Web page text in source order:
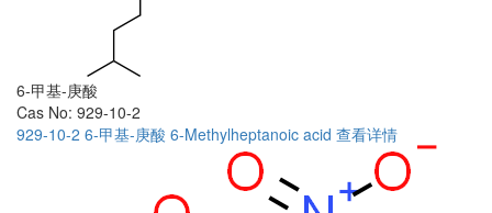
6-甲基-庚酸
Cas No: 929-10-2
929-10-2 6-甲基-庚酸 6-Methylheptanoic acid 查看详情